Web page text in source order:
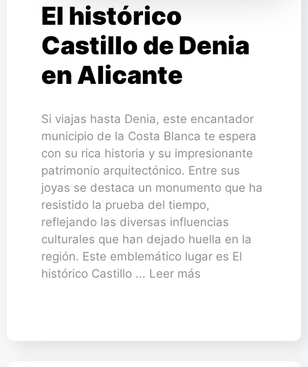
El histórico
Castillo de Denia
en Alicante
Si viajas hasta Denia, este encantador
municipio de la Costa Blanca te espera
con su rica historia y su impresionante
patrimonio arquitectónico. Entre sus
joyas se destaca un monumento que ha
resistido la prueba del tiempo,
reflejando las diversas influencias
culturales que han dejado huella en la
región. Este emblemático lugar es El
histórico Castillo ... Leer más